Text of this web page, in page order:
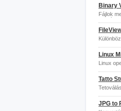
Binary
Fájlok
Linux
Linux
Tatto
JPG to